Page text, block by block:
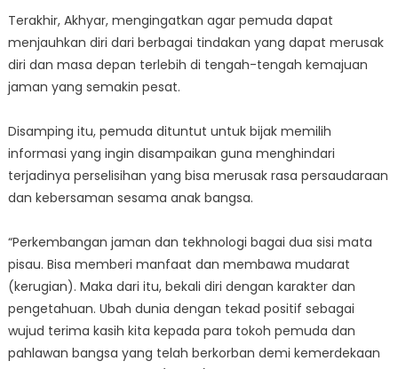
Terakhir, Akhyar, mengingatkan agar pemuda dapat
menjauhkan diri dari berbagai tindakan yang dapat merusak
diri dan masa depan terlebih di tengah-tengah kemajuan
jaman yang semakin pesat.
Disamping itu, pemuda dituntut untuk bijak memilih
informasi yang ingin disampaikan guna menghindari
terjadinya perselisihan yang bisa merusak rasa persaudaraan
dan kebersaman sesama anak bangsa.
“Perkembangan jaman dan tekhnologi bagai dua sisi mata
pisau. Bisa memberi manfaat dan membawa mudarat
(kerugian). Maka dari itu, bekali diri dengan karakter dan
pengetahuan. Ubah dunia dengan tekad positif sebagai
wujud terima kasih kita kepada para tokoh pemuda dan
pahlawan bangsa yang telah berkorban demi kemerdekaan